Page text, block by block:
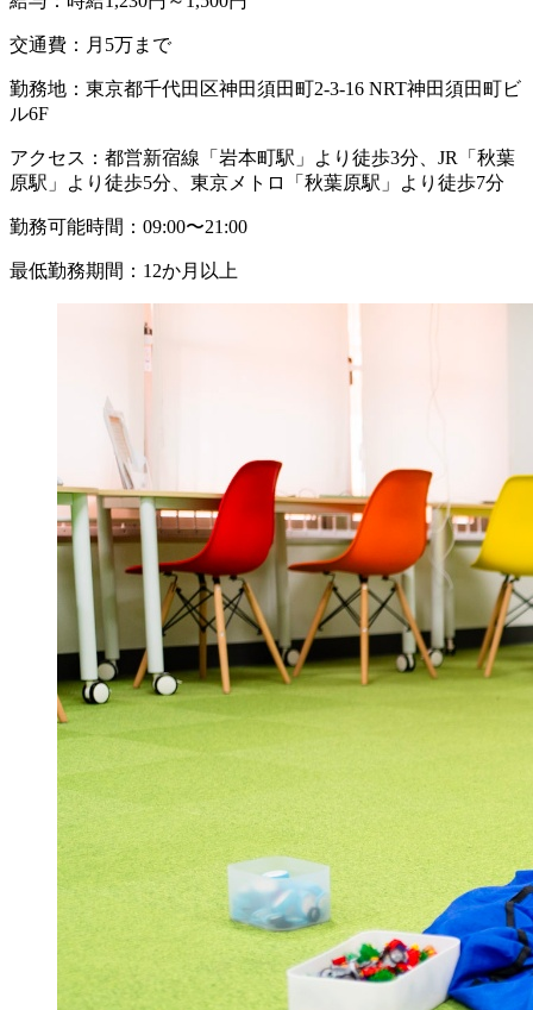
交通費： 月5万まで
勤務地： 東京都千代田区神田須田町2-3-16 NRT神田須田町ビ
ル6F
アクセス： 都営新宿線「岩本町駅」より徒歩3分、JR「秋葉
原駅」より徒歩5分、東京メトロ「秋葉原駅」より徒歩7分
勤務可能時間： 09:00〜21:00
最低勤務期間： 12か月以上